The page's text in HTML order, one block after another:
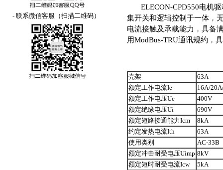
- 联系微信客服（扫描二维码）
ELECON-CPD550电机驱
集开关和逻辑控制于一体，
电流接触及承载能力，具备
用ModBus-TRU通讯规约，
壳架
63A
额定工作电流Ie
16A/
额定工作电压Ue
400V
额定绝缘电压Ui
690V
额定短路接通能力Icm
8kA
约定发热电流Ith
63A
使用类别
AC-33B
额定冲击耐受电压Uimp 8kV
额定短时耐受电流Icw
5kA